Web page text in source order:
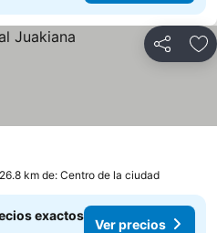
Compartir
km de: Centro de la ciudad
exactos
Ver precios